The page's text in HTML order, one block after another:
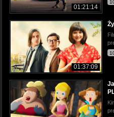
01:21:14
01:37:09